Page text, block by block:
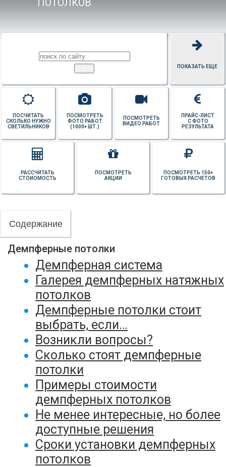
ПОКАЗАТЬ ЕЩЕ
ПРАЙС-ЛИСТ
С ФОТО
РЕЗУЛЬТАТА
ПОСМОТРЕТЬ
ВИДЕО РАБОТ
ПОСМОТРЕТЬ
ФОТО РАБОТ
(1000+ ШТ.)
ПОСЧИТАТЬ
СКОЛЬКО НУЖНО
СВЕТИЛЬНИКОВ
ПОСМОТРЕТЬ 150+
ГОТОВЫХ РАСЧЕТОВ
ПОСМОТРЕТЬ
АКЦИИ
РАССЧИТАТЬ
СТОИОМОСТЬ
Содержание
Демпферные потолки
Демпферная система
Галерея демпферных натяжных
потолков
Демпферные потолки стоит
выбрать, если…
Возникли вопросы?
Сколько стоят демпферные
потолки
Примеры стоимости
демпферных потолков
Не менее интересные, но более
доступные решения
Сроки установки демпферных
потолков